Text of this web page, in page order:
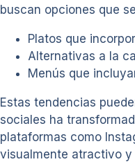
buscan opciones que
Platos que
Alternativas a la
Menús que
Estas tendencias
sociales ha
plataformas como
visualmente atractivo y